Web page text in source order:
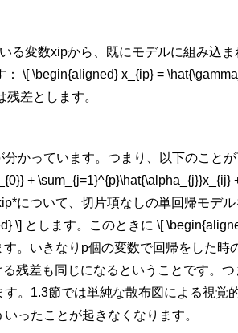
る変数xipから、既にモデルに組み込ま
： \[ \begin{aligned} x_{ip} =
残差とします。
かっています。つまり、以下のことが
+ \sum_{j=1}^{p}\hat{\alpha_{j}}x_{ij}
ip*について、切片項なしの単回帰モデル
\] とします。このときに \[
。いきなり p個の変数で回帰をした時
残差も同じになるということです。
。1.3節では単純な散布図による視覚
ったことが起きなくなります。